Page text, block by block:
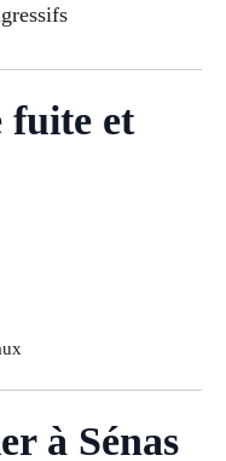
fuite et
à Sénas